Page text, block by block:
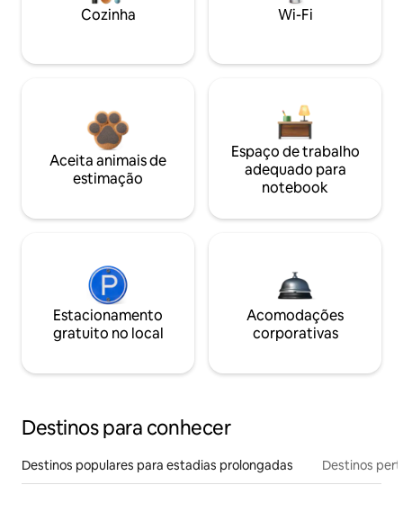
Cozinha Wi-Fi
Aceita animais de
estimação
Espaço de trabalho
adequado para
notebook
Estacionamento
gratuito no local
Acomodações
corporativas
Destinos para conhecer
Destinos populares para estadias prolongadas Destinos